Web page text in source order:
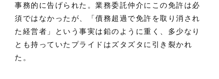
事務的に告げられた。業務委託仲介にこの免許は必
須ではなかったが、「債務超過で免許を取り消され
た経営者」という事実は鉛のように重く、多少なり
とも持っていたプライドはズタズタに引き裂かれ
た。